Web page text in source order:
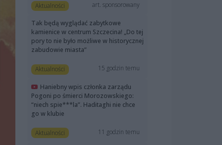
Aktualności art. sponsorowany
Tak będą wyglądać zabytkowe
kamienice w centrum Szczecina! „Do tej
pory to nie było możliwe w historycznej
zabudowie miasta”
Aktualności 15 godzin temu
Haniebny wpis członka zarządu
Pogoni po śmierci Morozowskiego:
“niech spie***la”. Haditaghi nie chce
go w klubie
Aktualności 11 godzin temu